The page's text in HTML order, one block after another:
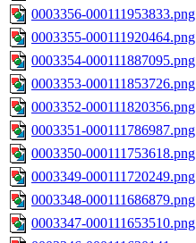
0003356-000111953833.png
0003355-000111920464.png
0003354-000111887095.png
0003353-000111853726.png
0003352-000111820356.png
0003351-000111786987.png
0003350-000111753618.png
0003349-000111720249.png
0003348-000111686879.png
0003347-000111653510.png